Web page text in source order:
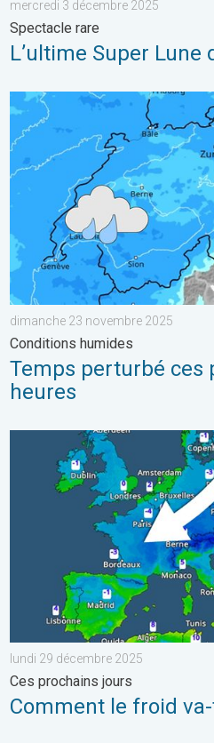
mercredi 3 décembre 2025
Spectacle rare
L’ultime Super Lune
Temps perturbé ces
dimanche 23 novembre 2025
Conditions humides
Temps perturbé ces
heures
Comment le froid va-t-il
lundi 29 décembre 2025
Ces prochains jours
Comment le froid